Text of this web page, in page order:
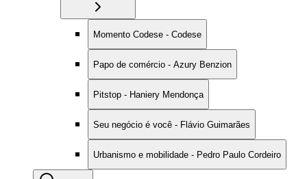
Momento Codese - Codese
Papo de comércio - Azury Benzion
Pitstop - Haniery Mendonça
Seu negócio é você - Flávio Guimarães
Urbanismo e mobilidade - Pedro Paulo Cordeiro